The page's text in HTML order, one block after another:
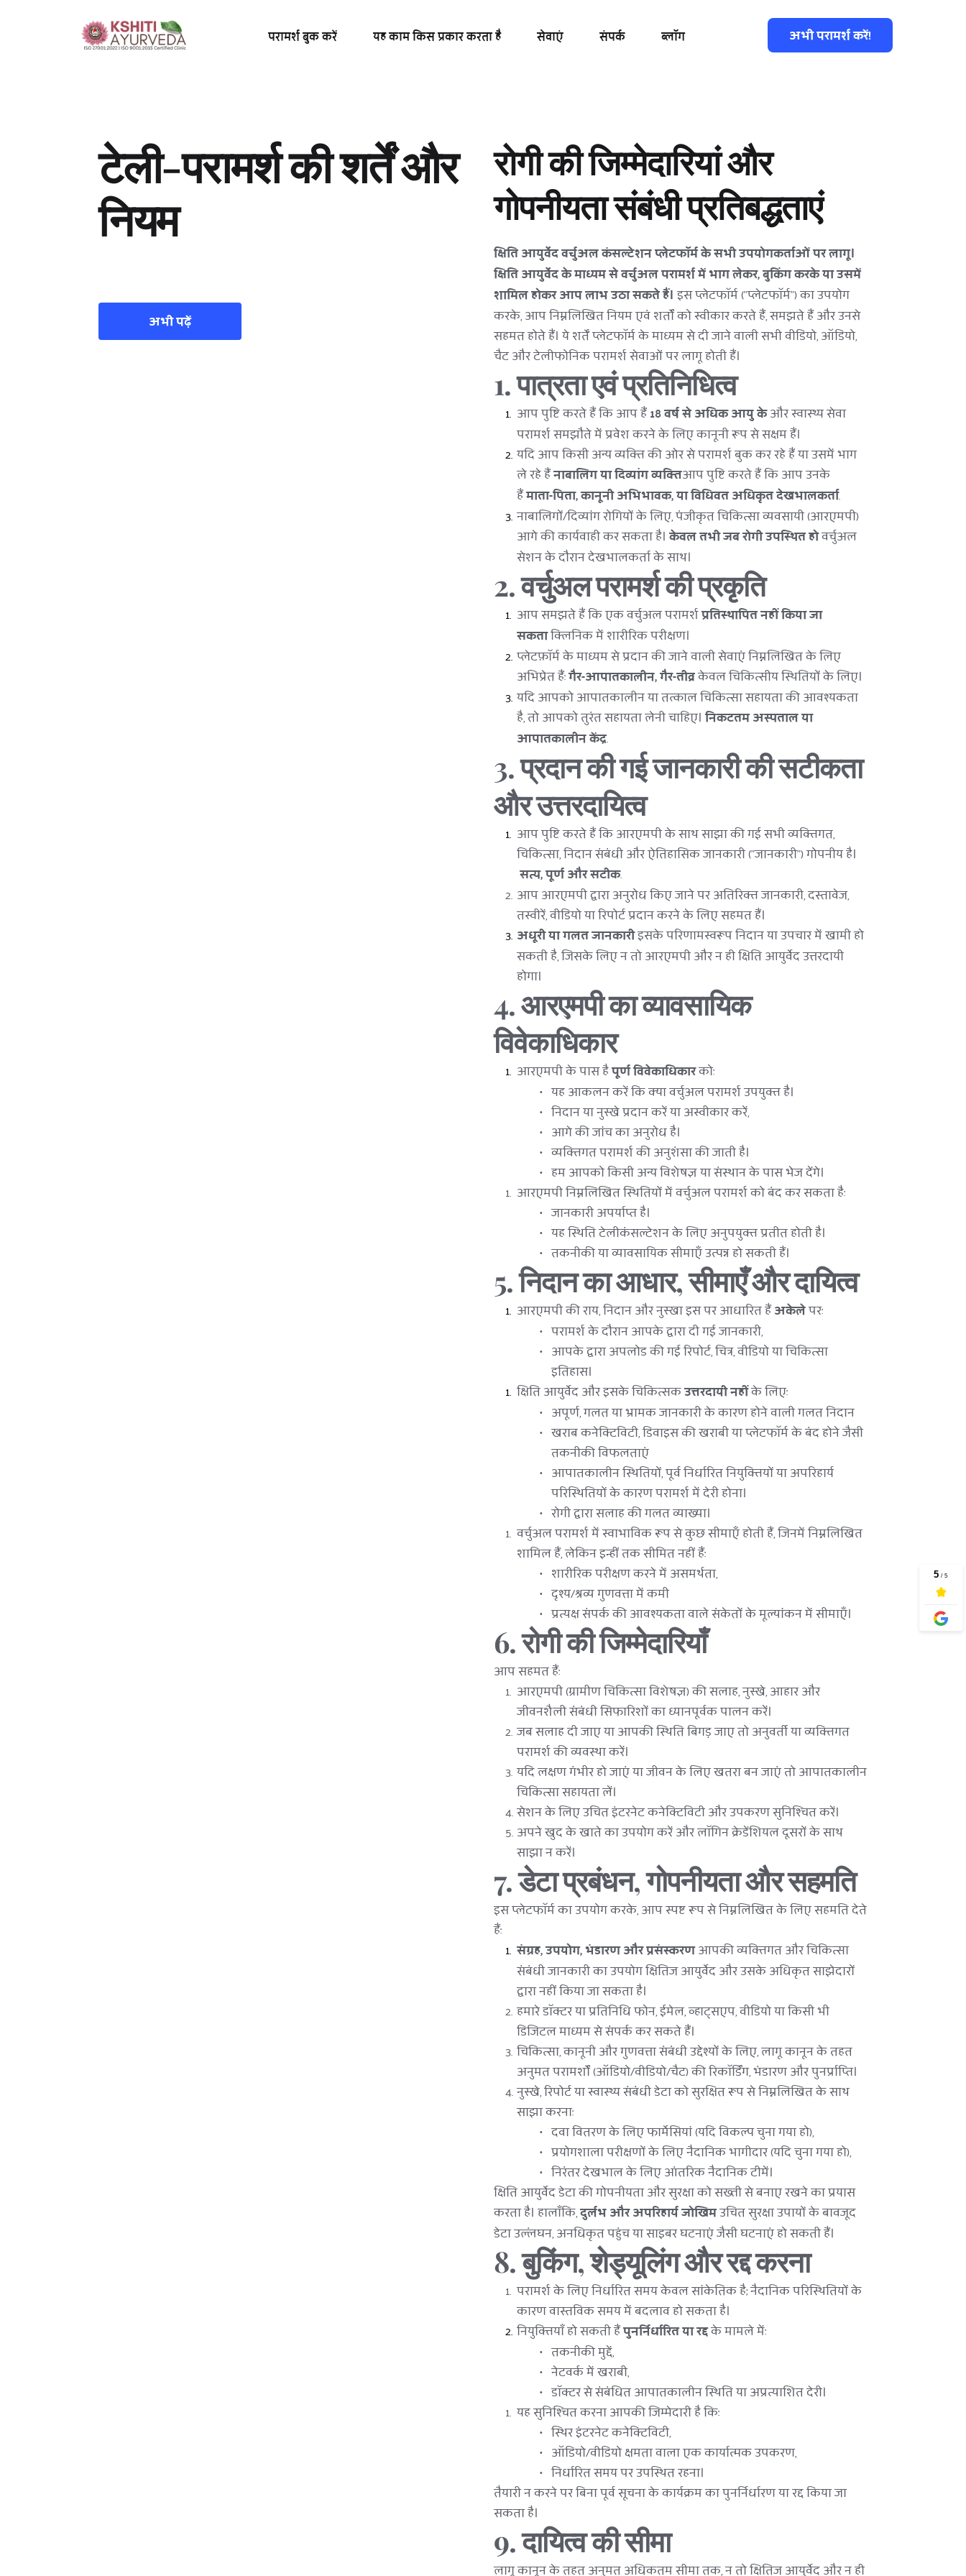
परामर्श बुक करें यह काम किस प्रकार करता है सेवाएं संपर्क ब्लॉग अभी परामर्श करें!
टेली-परामर्श की शर्तें और
नियम
अभी पढ़ें
रोगी की जिम्मेदारियां और
गोपनीयता संबंधी प्रतिबद्धताएं
क्षिति आयुर्वेद वर्चुअल कंसल्टेशन प्लेटफॉर्म के सभी उपयोगकर्ताओं पर लागू।
क्षिति आयुर्वेद के माध्यम से वर्चुअल परामर्श में भाग लेकर, बुकिंग करके या उसमें
शामिल होकर आप लाभ उठा सकते हैं। इस प्लेटफॉर्म ("प्लेटफॉर्म") का उपयोग
करके, आप निम्नलिखित नियम एवं शर्तों को स्वीकार करते हैं, समझते हैं और उनसे
सहमत होते हैं। ये शर्तें प्लेटफॉर्म के माध्यम से दी जाने वाली सभी वीडियो, ऑडियो,
चैट और टेलीफोनिक परामर्श सेवाओं पर लागू होती हैं।
1. पात्रता एवं प्रतिनिधित्व
आप पुष्टि करते हैं कि आप हैं 18 वर्ष से अधिक आयु के और स्वास्थ्य सेवा
परामर्श समझौते में प्रवेश करने के लिए कानूनी रूप से सक्षम हैं।
यदि आप किसी अन्य व्यक्ति की ओर से परामर्श बुक कर रहे हैं या उसमें भाग
ले रहे हैं नाबालिग या दिव्यांग व्यक्तिआप पुष्टि करते हैं कि आप उनके
हैं माता-पिता, कानूनी अभिभावक, या विधिवत अधिकृत देखभालकर्ता.
नाबालिगों/दिव्यांग रोगियों के लिए, पंजीकृत चिकित्सा व्यवसायी (आरएमपी)
आगे की कार्यवाही कर सकता है। केवल तभी जब रोगी उपस्थित हो वर्चुअल
सेशन के दौरान देखभालकर्ता के साथ।
2. वर्चुअल परामर्श की प्रकृति
आप समझते हैं कि एक वर्चुअल परामर्श प्रतिस्थापित नहीं किया जा
सकता क्लिनिक में शारीरिक परीक्षण।
प्लेटफ़ॉर्म के माध्यम से प्रदान की जाने वाली सेवाएं निम्नलिखित के लिए
अभिप्रेत हैं: गैर-आपातकालीन, गैर-तीव्र केवल चिकित्सीय स्थितियों के लिए।
यदि आपको आपातकालीन या तत्काल चिकित्सा सहायता की आवश्यकता
है, तो आपको तुरंत सहायता लेनी चाहिए। निकटतम अस्पताल या
आपातकालीन केंद्र.
3. प्रदान की गई जानकारी की सटीकता
और उत्तरदायित्व
आप पुष्टि करते हैं कि आरएमपी के साथ साझा की गई सभी व्यक्तिगत,
चिकित्सा, निदान संबंधी और ऐतिहासिक जानकारी ("जानकारी") गोपनीय है।
सत्य, पूर्ण और सटीक.
आप आरएमपी द्वारा अनुरोध किए जाने पर अतिरिक्त जानकारी, दस्तावेज,
तस्वीरें, वीडियो या रिपोर्ट प्रदान करने के लिए सहमत हैं।
अधूरी या गलत जानकारी इसके परिणामस्वरूप निदान या उपचार में खामी हो
सकती है, जिसके लिए न तो आरएमपी और न ही क्षिति आयुर्वेद उत्तरदायी
होगा।
4. आरएमपी का व्यावसायिक
विवेकाधिकार
आरएमपी के पास है पूर्ण विवेकाधिकार को:
यह आकलन करें कि क्या वर्चुअल परामर्श उपयुक्त है।
निदान या नुस्खे प्रदान करें या अस्वीकार करें,
आगे की जांच का अनुरोध है।
व्यक्तिगत परामर्श की अनुशंसा की जाती है।
हम आपको किसी अन्य विशेषज्ञ या संस्थान के पास भेज देंगे।
आरएमपी निम्नलिखित स्थितियों में वर्चुअल परामर्श को बंद कर सकता है:
जानकारी अपर्याप्त है।
यह स्थिति टेलीकंसल्टेशन के लिए अनुपयुक्त प्रतीत होती है।
तकनीकी या व्यावसायिक सीमाएँ उत्पन्न हो सकती हैं।
5. निदान का आधार, सीमाएँ और दायित्व
आरएमपी की राय, निदान और नुस्खा इस पर आधारित हैं अकेले पर:
परामर्श के दौरान आपके द्वारा दी गई जानकारी,
आपके द्वारा अपलोड की गई रिपोर्ट, चित्र, वीडियो या चिकित्सा
इतिहास।
क्षिति आयुर्वेद और इसके चिकित्सक उत्तरदायी नहीं के लिए:
अपूर्ण, गलत या भ्रामक जानकारी के कारण होने वाली गलत निदान
खराब कनेक्टिविटी, डिवाइस की खराबी या प्लेटफॉर्म के बंद होने जैसी
तकनीकी विफलताएं
आपातकालीन स्थितियों, पूर्व निर्धारित नियुक्तियों या अपरिहार्य
परिस्थितियों के कारण परामर्श में देरी होना।
रोगी द्वारा सलाह की गलत व्याख्या।
वर्चुअल परामर्श में स्वाभाविक रूप से कुछ सीमाएँ होती हैं, जिनमें निम्नलिखित
शामिल हैं, लेकिन इन्हीं तक सीमित नहीं हैं:
शारीरिक परीक्षण करने में असमर्थता,
दृश्य/श्रव्य गुणवत्ता में कमी
प्रत्यक्ष संपर्क की आवश्यकता वाले संकेतों के मूल्यांकन में सीमाएँ।
6. रोगी की जिम्मेदारियाँ
आप सहमत हैं:
आरएमपी (ग्रामीण चिकित्सा विशेषज्ञ) की सलाह, नुस्खे, आहार और
जीवनशैली संबंधी सिफारिशों का ध्यानपूर्वक पालन करें।
जब सलाह दी जाए या आपकी स्थिति बिगड़ जाए तो अनुवर्ती या व्यक्तिगत
परामर्श की व्यवस्था करें।
यदि लक्षण गंभीर हो जाएं या जीवन के लिए खतरा बन जाएं तो आपातकालीन
चिकित्सा सहायता लें।
सेशन के लिए उचित इंटरनेट कनेक्टिविटी और उपकरण सुनिश्चित करें।
अपने खुद के खाते का उपयोग करें और लॉगिन क्रेडेंशियल दूसरों के साथ
साझा न करें।
7. डेटा प्रबंधन, गोपनीयता और सहमति
इस प्लेटफॉर्म का उपयोग करके, आप स्पष्ट रूप से निम्नलिखित के लिए सहमति देते
हैं:
संग्रह, उपयोग, भंडारण और प्रसंस्करण आपकी व्यक्तिगत और चिकित्सा
संबंधी जानकारी का उपयोग क्षितिज आयुर्वेद और उसके अधिकृत साझेदारों
द्वारा नहीं किया जा सकता है।
हमारे डॉक्टर या प्रतिनिधि फोन, ईमेल, व्हाट्सएप, वीडियो या किसी भी
डिजिटल माध्यम से संपर्क कर सकते हैं।
चिकित्सा, कानूनी और गुणवत्ता संबंधी उद्देश्यों के लिए, लागू कानून के तहत
अनुमत परामर्शों (ऑडियो/वीडियो/चैट) की रिकॉर्डिंग, भंडारण और पुनर्प्राप्ति।
नुस्खे, रिपोर्ट या स्वास्थ्य संबंधी डेटा को सुरक्षित रूप से निम्नलिखित के साथ
साझा करना:
दवा वितरण के लिए फार्मेसियां (यदि विकल्प चुना गया हो),
प्रयोगशाला परीक्षणों के लिए नैदानिक भागीदार (यदि चुना गया हो),
निरंतर देखभाल के लिए आंतरिक नैदानिक टीमें।
क्षिति आयुर्वेद डेटा की गोपनीयता और सुरक्षा को सख्ती से बनाए रखने का प्रयास
करता है। हालाँकि, दुर्लभ और अपरिहार्य जोखिम उचित सुरक्षा उपायों के बावजूद
डेटा उल्लंघन, अनधिकृत पहुंच या साइबर घटनाएं जैसी घटनाएं हो सकती हैं।
8. बुकिंग, शेड्यूलिंग और रद्द करना
परामर्श के लिए निर्धारित समय केवल सांकेतिक है; नैदानिक परिस्थितियों के
कारण वास्तविक समय में बदलाव हो सकता है।
नियुक्तियाँ हो सकती हैं पुनर्निर्धारित या रद्द के मामले में:
तकनीकी मुद्दें,
नेटवर्क में खराबी,
डॉक्टर से संबंधित आपातकालीन स्थिति या अप्रत्याशित देरी।
यह सुनिश्चित करना आपकी जिम्मेदारी है कि:
स्थिर इंटरनेट कनेक्टिविटी,
ऑडियो/वीडियो क्षमता वाला एक कार्यात्मक उपकरण,
निर्धारित समय पर उपस्थित रहना।
तैयारी न करने पर बिना पूर्व सूचना के कार्यक्रम का पुनर्निर्धारण या रद्द किया जा
सकता है।
9. दायित्व की सीमा
लागू कानून के तहत अनुमत अधिकतम सीमा तक, न तो क्षितिज आयुर्वेद और न ही